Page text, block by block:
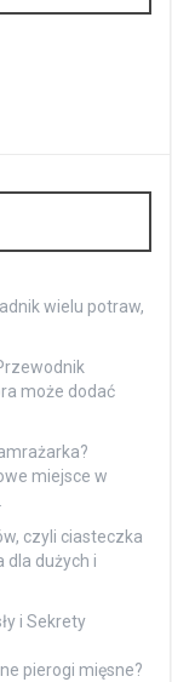
wielu potraw,
może dodać
miejsce w
czyli ciasteczka
dla dużych i
i Sekrety
pierogi mięsne?